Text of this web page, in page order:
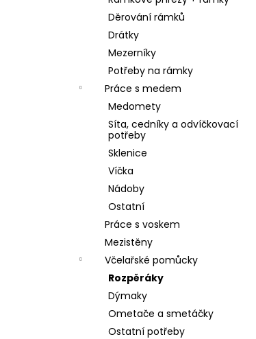
Děrování rámků
Drátky
Mezerníky
Potřeby na rámky
Práce s medem
Medomety
Síta, cedníky a odvíčkovací
potřeby
Sklenice
Víčka
Nádoby
Ostatní
Práce s voskem
Mezistěny
Včelařské pomůcky
Rozpěráky
Dýmaky
Ometače a smetáčky
Ostatní potřeby
SKLENICE SVAZOVÁ VČELA 770ML BEZ